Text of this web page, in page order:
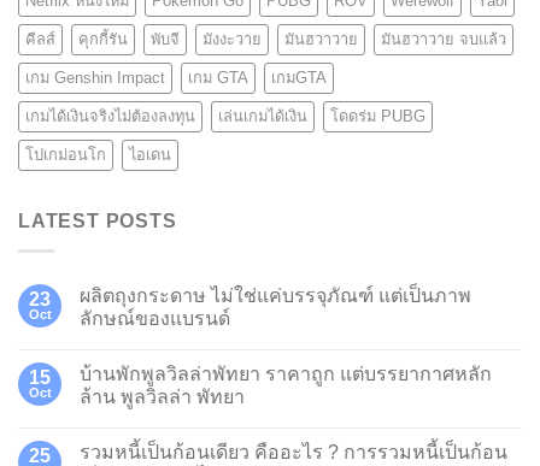
คีลส์ คุกกี้รัน พับจี มังงะวาย มันฮวาวาย มันฮวาวาย จบแล้ว
เกม Genshin Impact เกม GTA เกมGTA
เกมได้เงินจริงไม่ต้องลงทุน เล่นเกมได้เงิน โดดร่ม PUBG
โปเกม่อนโก ไอเดน
LATEST POSTS
23
Oct
ผลิตถุงกระดาษ ไม่ใช่แค่บรรจุภัณฑ์ แต่เป็นภาพ
ลักษณ์ของแบรนด์
15
Oct
บ้านพักพูลวิลล่าพัทยา ราคาถูก แต่บรรยากาศหลัก
ล้าน พูลวิลล่า พัทยา
25
รวมหนี้เป็นก้อนเดียว คืออะไร ? การรวมหนี้เป็นก้อน